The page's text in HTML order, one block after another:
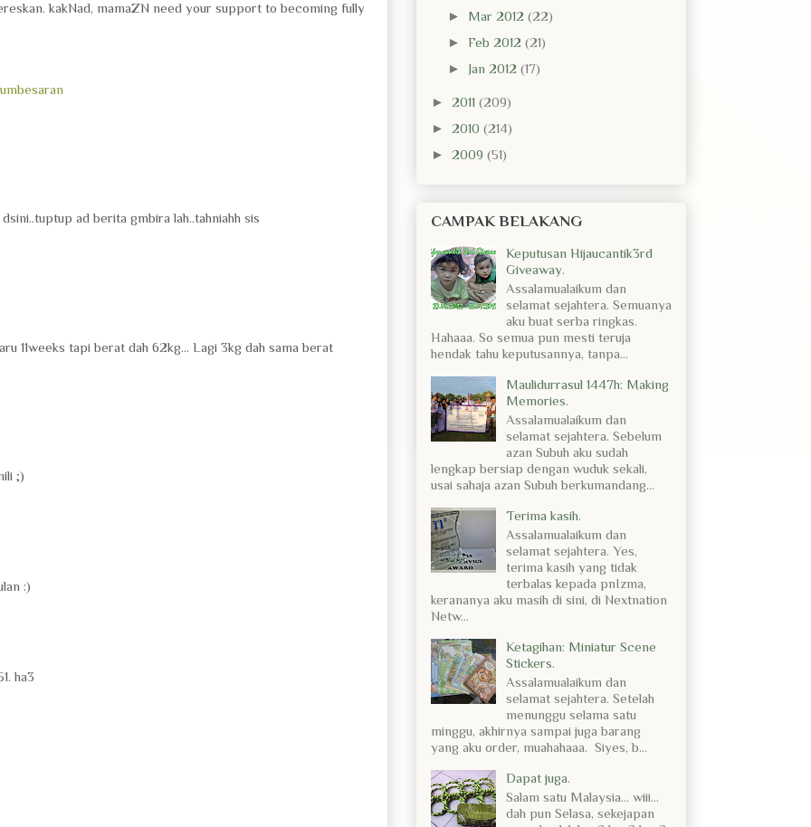
kakNad, mamaZN need your support to becoming fully
ad berita gmbira lah..tahniahh sis
11weeks tapi berat dah 62kg... Lagi 3kg dah sama berat
;)
:)
ha3
► Mar 2012 (22)
► Feb 2012 (21)
► Jan 2012 (17)
► 2011 (209)
► 2010 (214)
► 2009 (51)
CAMPAK BELAKANG
Keputusan Hijaucantik3rd
Giveaway.
Assalamualaikum dan
selamat sejahtera. Semuanya
aku buat serba ringkas.
Hahaaa. So semua pun mesti teruja
hendak tahu keputusannya, tanpa...
Maulidurrasul 1447h: Making
Memories.
Assalamualaikum dan
selamat sejahtera. Sebelum
azan Subuh aku sudah
lengkap bersiap dengan wuduk sekali,
usai sahaja azan Subuh berkumandang...
Terima kasih.
Assalamualaikum dan
selamat sejahtera. Yes,
terima kasih yang tidak
terbalas kepada pnIzma,
kerananya aku masih di sini, di Nextnation
Netw...
Ketagihan: Miniatur Scene
Stickers.
Assalamualaikum dan
selamat sejahtera. Setelah
menunggu selama satu
minggu, akhirnya sampai juga barang
yang aku order, muahahaaa. Siyes, b...
Dapat juga.
Salam satu Malaysia... wiii...
dah pun Selasa, sekejapan